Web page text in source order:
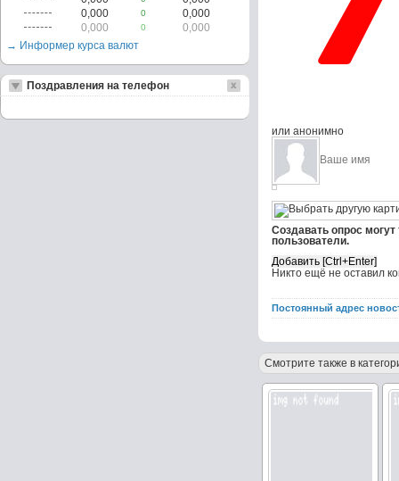
или анонимно
Создавать опрос
пользователи.
Никто ещё не оставил
Постоянный адрес
Смотрите также в
0,000
0
0,000
0,000
0
0,000
→ Информер курса валют
Поздравления на телефон